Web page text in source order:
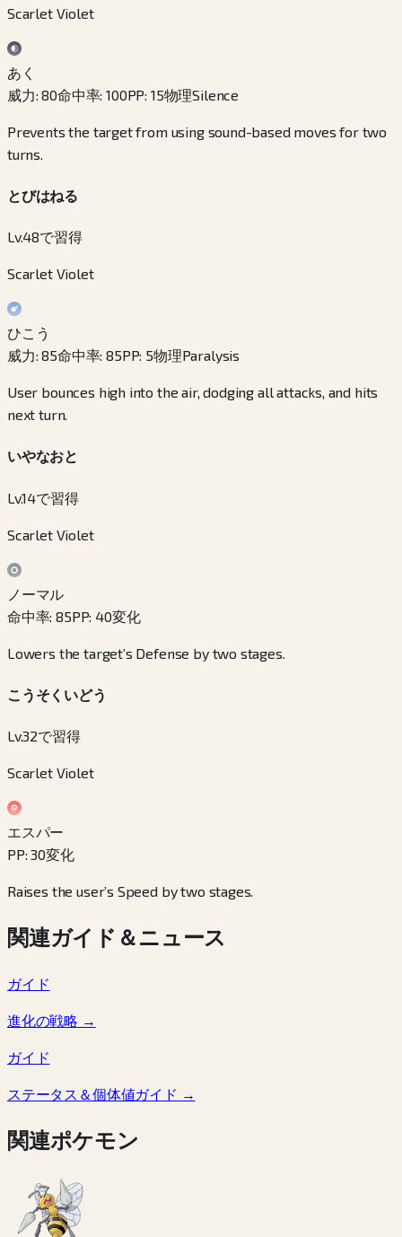
Scarlet Violet
あく
威力:80命中率:100PP: 15物理Silence
Prevents the target from using sound-based moves for two
turns.
とびはねる
Lv.48で習得
Scarlet Violet
ひこう
威力:85命中率:85PP: 5物理Paralysis
User bounces high into the air, dodging all attacks, and hits
next turn.
いやなおと
Lv.14で習得
Scarlet Violet
ノーマル
命中率:85PP: 40変化
Lowers the target’s Defense by two stages.
こうそくいどう
Lv.32で習得
Scarlet Violet
エスパー
PP:30変化
Raises the user’s Speed by two stages.
関連ガイド＆ニュース
ガイド
進化の戦略 →
ガイド
ステータス＆個体値ガイド →
関連ポケモン